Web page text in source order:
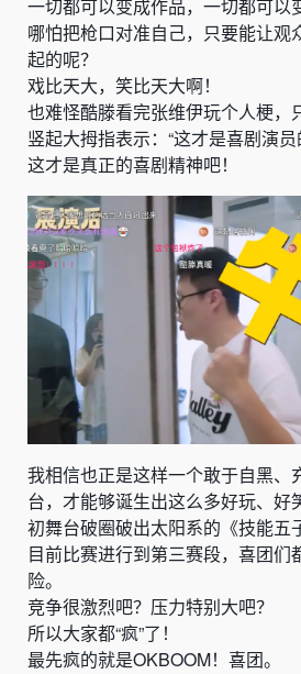
一切都可以变成作品，一切都可以
哪怕把枪口对准自己，只要能让观
起的呢？
戏比天大，笑比天大啊！
也难怪酷滕看完张维伊玩个人梗，
竖起大拇指表示：“这才是喜剧演员
这才是真正的喜剧精神吧！
我相信也正是这样一个敢于自黑、
台，才能够诞生出这么多好玩、好
初舞台破圈破出太阳系的《技能五
目前比赛进行到第三赛段，喜团们
险。
竞争很激烈吧？压力特别大吧？
所以大家都“疯”了！
最先疯的就是OKBOOM！喜团。